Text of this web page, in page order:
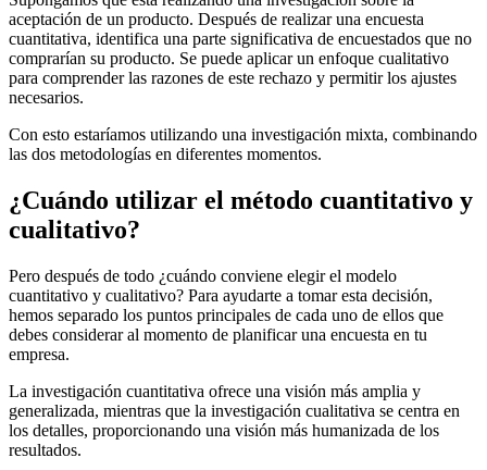
aceptación de un producto. Después de realizar una encuesta
cuantitativa, identifica una parte significativa de encuestados que no
comprarían su producto. Se puede aplicar un enfoque cualitativo
para comprender las razones de este rechazo y permitir los ajustes
necesarios.
Con esto estaríamos utilizando una investigación mixta, combinando
las dos metodologías en diferentes momentos.
¿Cuándo utilizar el método cuantitativo y
cualitativo?
Pero después de todo ¿cuándo conviene elegir el modelo
cuantitativo y cualitativo? Para ayudarte a tomar esta decisión,
hemos separado los puntos principales de cada uno de ellos que
debes considerar al momento de planificar una encuesta en tu
empresa.
La investigación cuantitativa ofrece una visión más amplia y
generalizada, mientras que la investigación cualitativa se centra en
los detalles, proporcionando una visión más humanizada de los
resultados.